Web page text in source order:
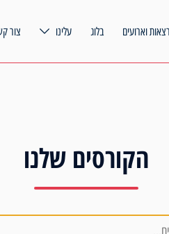
וארועים בלוג עלינו צור
הקורסים שלנו